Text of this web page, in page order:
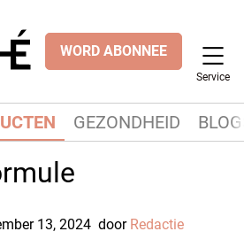
WORD ABONNEE
Service
GEZONDHEID
13, 2024 door Redactie